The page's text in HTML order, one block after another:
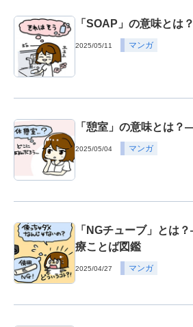
「SOAP」の意味とは
2025/05/11 マンガ
「憩室」の意味とは
2025/05/04 マンガ
「NGチューブ」とは
療ことば図鑑
2025/04/27 マンガ